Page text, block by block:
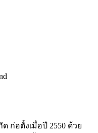
ก่อตั้งเมื่อปี 2550 ด้วย